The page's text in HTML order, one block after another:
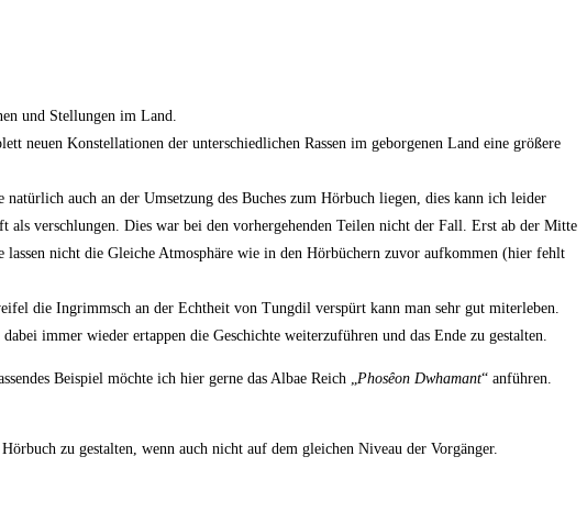
und Stellungen im Land.
neuen Konstellationen der unterschiedlichen Rassen im geborgenen Land eine größere
auch an der Umsetzung des Buches zum Hörbuch liegen, dies kann ich leider
verschlungen. Dies war bei den vorhergehenden Teilen nicht der Fall. Erst ab der Mitte
nicht die Gleiche Atmosphäre wie in den Hörbüchern zuvor aufkommen (hier fehlt
die Ingrimmsch an der Echtheit von Tungdil verspürt kann man sehr gut miterleben.
immer wieder ertappen die Geschichte weiterzuführen und das Ende zu gestalten.
Beispiel möchte ich hier gerne das Albae Reich „Phosêon Dwhamant“ anführen.
zu gestalten, wenn auch nicht auf dem gleichen Niveau der Vorgänger.